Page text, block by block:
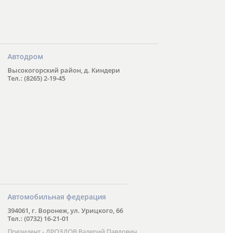
Автодром
Высокогорский район, д. Киндери
Тел.: (8265) 2-19-45
Автомобильная федерация
394061, г. Воронеж, ул. Урицкого, 66
Тел.: (0732) 16-21-01